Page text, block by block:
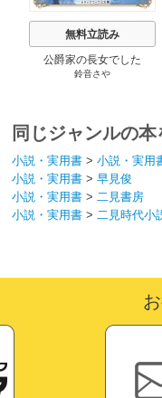
無料立読み
公爵家の長女でした
鈴音さや
同じジャンルの本
小説・実用書 > 小説・実用
小説・実用書 > 早見俊
小説・実用書 > 二見書房
小説・実用書 > 二見時代小